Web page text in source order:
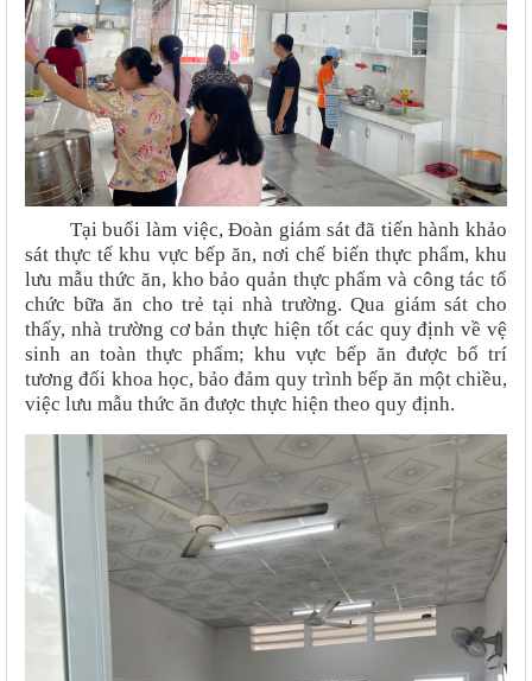
Tại buổi làm việc, Đoàn giám sát đã tiến hành khảo
sát thực tế khu vực bếp ăn, nơi chế biến thực phẩm, khu
lưu mẫu thức ăn, kho bảo quản thực phẩm và công tác tổ
chức bữa ăn cho trẻ tại nhà trường. Qua giám sát cho
thấy, nhà trường cơ bản thực hiện tốt các quy định về vệ
sinh an toàn thực phẩm; khu vực bếp ăn được bố trí
tương đối khoa học, bảo đảm quy trình bếp ăn một chiều,
việc lưu mẫu thức ăn được thực hiện theo quy định.